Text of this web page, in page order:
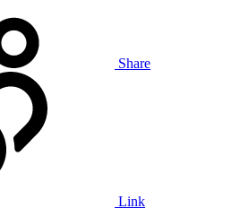
Share
Link